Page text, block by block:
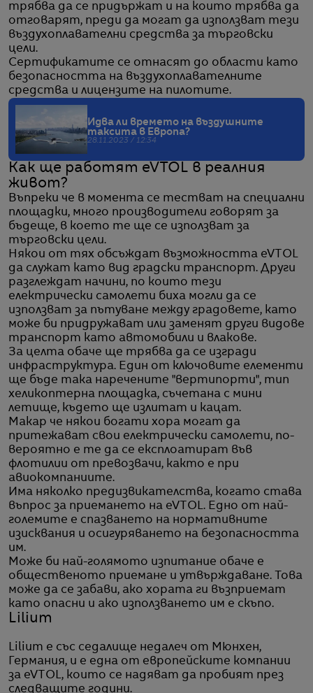
трябва да се придържат и на които трябва да
отговарят, преди да могат да използват тези
въздухоплавателни средства за търговски
цели.
Сертификатите се отнасят до области като
безопасността на въздухоплавателните
средства и лицензите на пилотите.
Идва ли времето на въздушните
таксита в Европа?
28.11.2023 / 12:34
Как ще работят eVTOL в реалния
живот?
Въпреки че в момента се тестват на специални
площадки, много производители говорят за
бъдеще, в което те ще се използват за
търговски цели.
Някои от тях обсъждат възможността eVTOL
да служат като вид градски транспорт. Други
разглеждат начини, по които тези
електрически самолети биха могли да се
използват за пътуване между градовете, като
може би придружават или заменят други видове
транспорт като автомобили и влакове.
За целта обаче ще трябва да се изгради
инфраструктура. Един от ключовите елементи
ще бъде така наречените "вертипорти", тип
хеликоптерна площадка, съчетана с мини
летище, където ще излитат и кацат.
Макар че някои богати хора могат да
притежават свои електрически самолети, по-
вероятно е те да се експлоатират във
флотилии от превозвачи, както е при
авиокомпаниите.
Има няколко предизвикателства, когато става
въпрос за приемането на eVTOL. Едно от най-
големите е спазването на нормативните
изисквания и осигуряването на безопасността
им.
Може би най-голямото изпитание обаче е
общественото приемане и утвърждаване. Това
може да се забави, ако хората ги възприемат
като опасни и ако използването им е скъпо.
Lilium
Lilium е със седалище недалеч от Мюнхен,
Германия, и е една от европейските компании
за eVTOL, които се надяват да пробият през
следващите години.